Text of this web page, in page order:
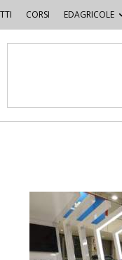
CORSI EDAGRICOLE